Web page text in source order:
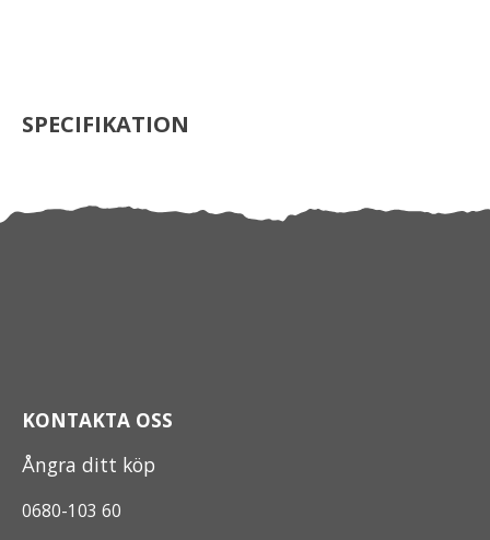
SPECIFIKATION
KONTAKTA OSS
Ångra ditt köp
0680-103 60